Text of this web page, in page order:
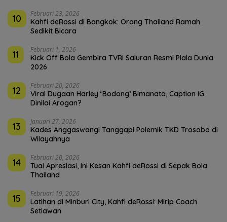
10 Februari 23, 2026
Kahfi deRossi di Bangkok: Orang Thailand Ramah
Sedikit Bicara
11 Februari 1, 2026
Kick Off Bola Gembira TVRI Saluran Resmi Piala Dunia
2026
12 Februari 20, 2026
Viral Dugaan Harley ‘Bodong’ Bimanata, Caption IG
Dinilai Arogan?
13 Januari 27, 2026
Kades Anggaswangi Tanggapi Polemik TKD Trosobo di
Wilayahnya
14 Februari 20, 2026
Tuai Apresiasi, Ini Kesan Kahfi deRossi di Sepak Bola
Thailand
15 Februari 19, 2026
Latihan di Minburi City, Kahfi deRossi: Mirip Coach
Setiawan